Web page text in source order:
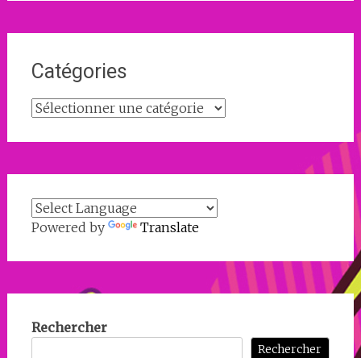
Catégories
Catégories
Powered by Translate
Rechercher
Rechercher